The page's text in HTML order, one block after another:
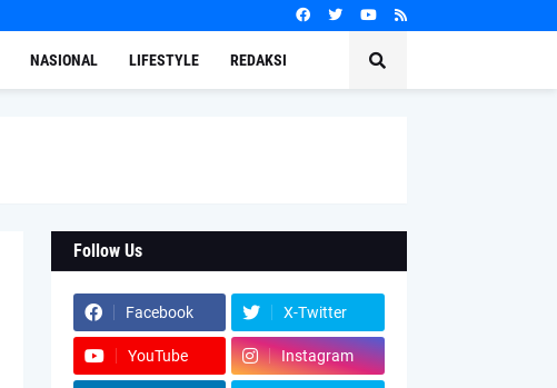
NASIONAL LIFESTYLE REDAKSI
Follow Us
Facebook X-Twitter
YouTube Instagram